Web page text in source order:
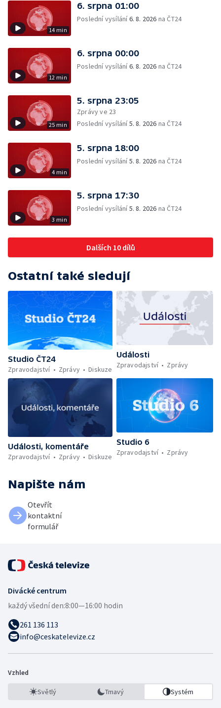
14 min
6. srpna 01:00
Poslední vysílání6. 8. 2026 na ČT24
12 min
6. srpna 00:00
Poslední vysílání6. 8. 2026 na ČT24
25 min
5. srpna 23:05
Zprávy ve 23
Poslední vysílání5. 8. 2026 na ČT24
4 min
5. srpna 18:00
Poslední vysílání5. 8. 2026 na ČT24
3 min
5. srpna 17:30
Poslední vysílání5. 8. 2026 na ČT24
Dalších 10 dílů
Ostatní také sledují
Studio ČT24
Zpravodajství
Zprávy Diskuze
Události
Zpravodajství
Zprávy
Události, komentáře
Zpravodajství
Zprávy Diskuze
Studio 6
Zpravodajství
Zprávy
Napište nám
Otevřít
kontaktní
formulář
Divácké centrum
každý všední den:8:00—16:00 hodin
261 136 113
info@ceskatelevize.cz
Vzhled
Světlý Tmavý Systém